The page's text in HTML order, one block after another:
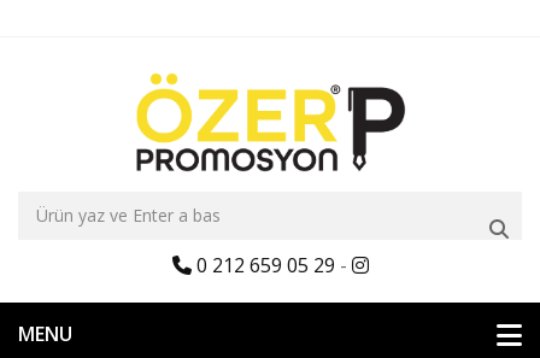
0 212 659 05 29 -
MENU